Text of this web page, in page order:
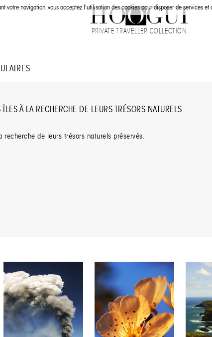
votre navigation, vous acceptez l'utilisation des cookies pour disposer de services
PRIVATE TRAVELLER COLLECTION
À LA RECHERCHE DE LEURS TRÉSORS NATURELS
recherche de leurs trésors naturels préservés.